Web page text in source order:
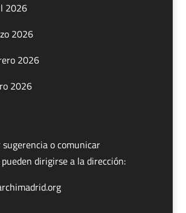
2026
2026
2026
2026
o comunicar
dirigirse a la dirección: